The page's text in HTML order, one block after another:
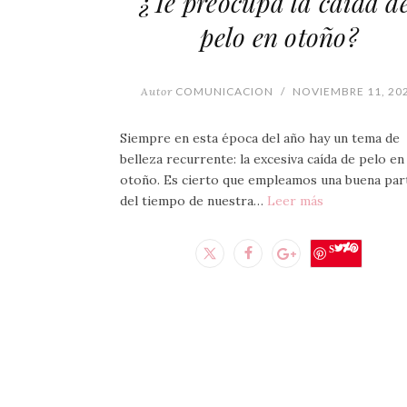
pelo en otoño?
Autor COMUNICACION / NOVIEMBRE 11,
Siempre en esta época del año hay un tema de
belleza recurrente: la excesiva caída de pelo en
otoño. Es cierto que empleamos una buena
del tiempo de nuestra… Leer más
Save